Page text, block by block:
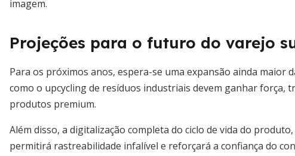
imagem.
Projeções para o futuro do varejo
Para os próximos anos, espera-se uma expansão ainda maior
como o upcycling de resíduos industriais devem ganhar força,
produtos premium.
Além disso, a digitalização completa do ciclo de vida do
permitirá rastreabilidade infalível e reforçará a confiança do